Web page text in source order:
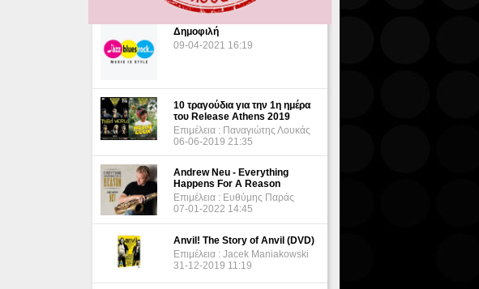
Δημοφιλή
09-04-2021 16:19
10 τραγούδια για την 1η ημέρα
του Release Athens 2019
Επιμέλεια : Παναγιώτης Λουκάς
06-06-2019 21:35
Andrew Neu - Everything
Happens For A Reason
Επιμέλεια : Ευθύμης Παράς
07-01-2022 14:45
Anvil! The Story of Anvil (DVD)
Επιμέλεια : Jacek Maniakowski
31-12-2019 11:19